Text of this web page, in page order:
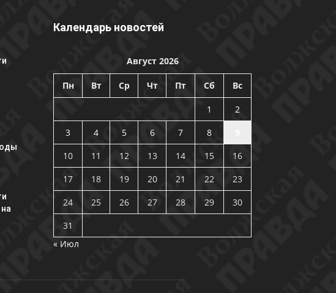
Календарь новостей
Август 2026
Пн Вт Ср Чт Пт Сб Вс
1
2
3
4 5 6 7 8
10
11 12 13 14 15
16
17
18 19 20 21 22
23
24
25 26 27 28 29
30
31
« Июл